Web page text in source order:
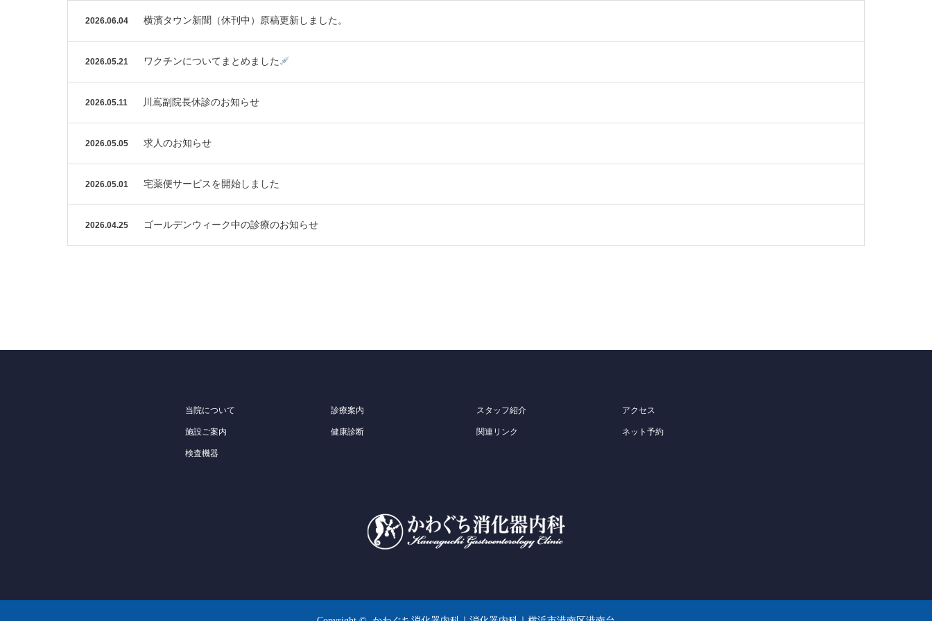
2026.06.04 横濱タウン新聞（休刊中）原稿更新しました。
2026.05.21 ワクチンについてまとめました
2026.05.11 川嶌副院長休診のお知らせ
2026.05.05 求人のお知らせ
2026.05.01 宅薬便サービスを開始しました
2026.04.25 ゴールデンウィーク中の診療のお知らせ
当院について
施設ご案内
検査機器
診療案内
健康診断
スタッフ紹介
関連リンク
アクセス
ネット予約